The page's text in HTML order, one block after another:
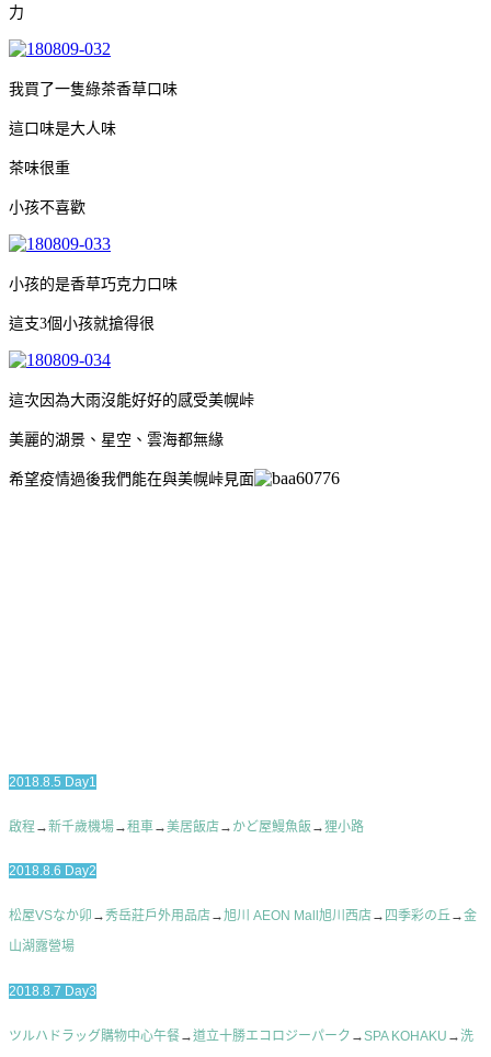
力
我買了一隻綠茶香草口味
這口味是大人味
茶味很重
小孩不喜歡
小孩的是香草巧克力口味
這支3個小孩就搶得很
這次因為大雨沒能好好的感受美幌峠
美麗的湖景、星空、雲海都無緣
希望疫情過後我們能在與美幌峠見面
2018.8.5 Day1
啟程 →新千歲機場→租車→美居飯店→ かど屋鰻魚飯 →狸小路
2018.8.6 Day2
松屋VSなか卯 →秀岳莊戶外用品店→旭川 AEON Mall旭川西店→ 四季彩の丘→金
山湖露營場
2018.8.7 Day3
ツルハドラッグ購物中心午餐→道立十勝エコロジーパーク →SPA KOHAKU →洗